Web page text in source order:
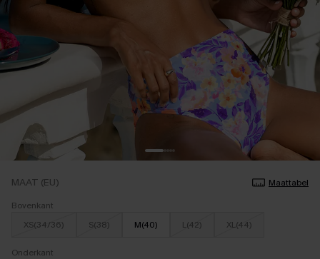
MAAT (EU)
Maattabel
Bovenkant
XS(34/36)
S(38) M(40) L(42) XL(44)
Onderkant